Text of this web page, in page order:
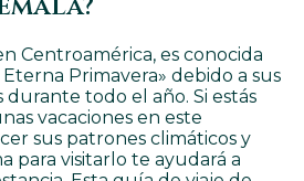
Centroamérica, es conocida
Primavera» debido a sus
todo el año. Si estás
vacaciones en este
sus patrones climáticos y
para visitarlo te ayudará a